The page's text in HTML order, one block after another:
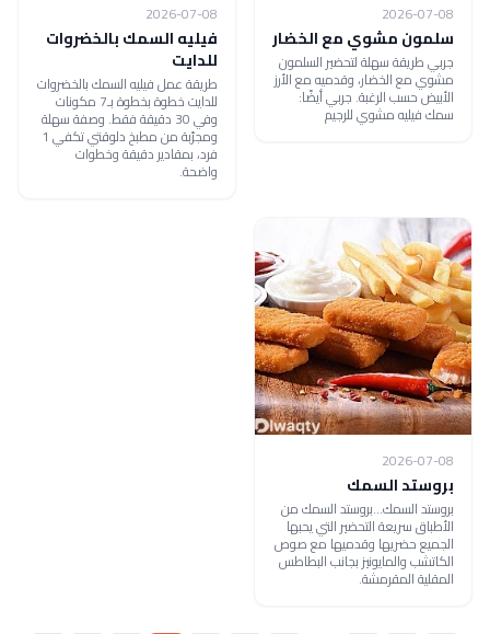
2026-07-08
سلمون مشوي مع الخضار
جربي طريقة سهلة لتحضير السلمون
مشوي مع الخضار، وقدميه مع الأرز
الأبيض حسب الرغبة. جربي أيضًا:
سمك فيليه مشوي للرجيم
2026-07-08
فيليه السمك بالخضروات
للدايت
طريقة عمل فيليه السمك بالخضروات
للدايت خطوة بخطوة بـ7 مكونات
وفي 30 دقيقة فقط. وصفة سهلة
ومجرّبة من مطبخ دلوقتي تكفي 1
فرد، بمقادير دقيقة وخطوات
واضحة.
2026-07-08
بروستد السمك
بروستد السمك...بروستد السمك من
الأطباق سريعة التحضير التي يحبها
الجميع حضريها وقدميها مع صوص
الكاتشب والمايونيز بجانب البطاطس
المقلية المقرمشة.